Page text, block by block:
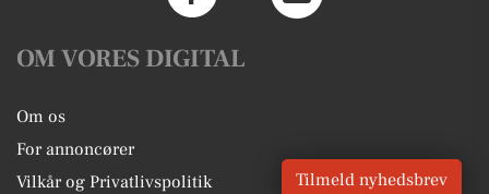
OM VORES DIGITAL
Om os
For annoncører
Vilkår og Privatlivspolitik
Tilmeld nyhedsbrev